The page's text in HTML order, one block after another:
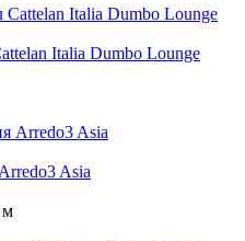
Italia Dumbo Lounge
Asia
м